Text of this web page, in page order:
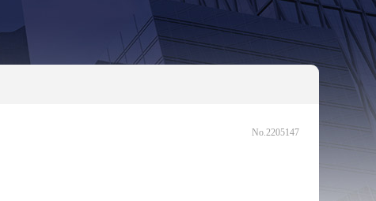
No.2205147